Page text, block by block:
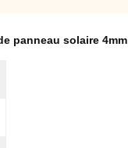
panneau solaire 4mm